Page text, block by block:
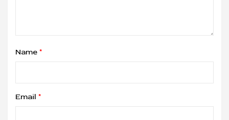
Name *
Email *